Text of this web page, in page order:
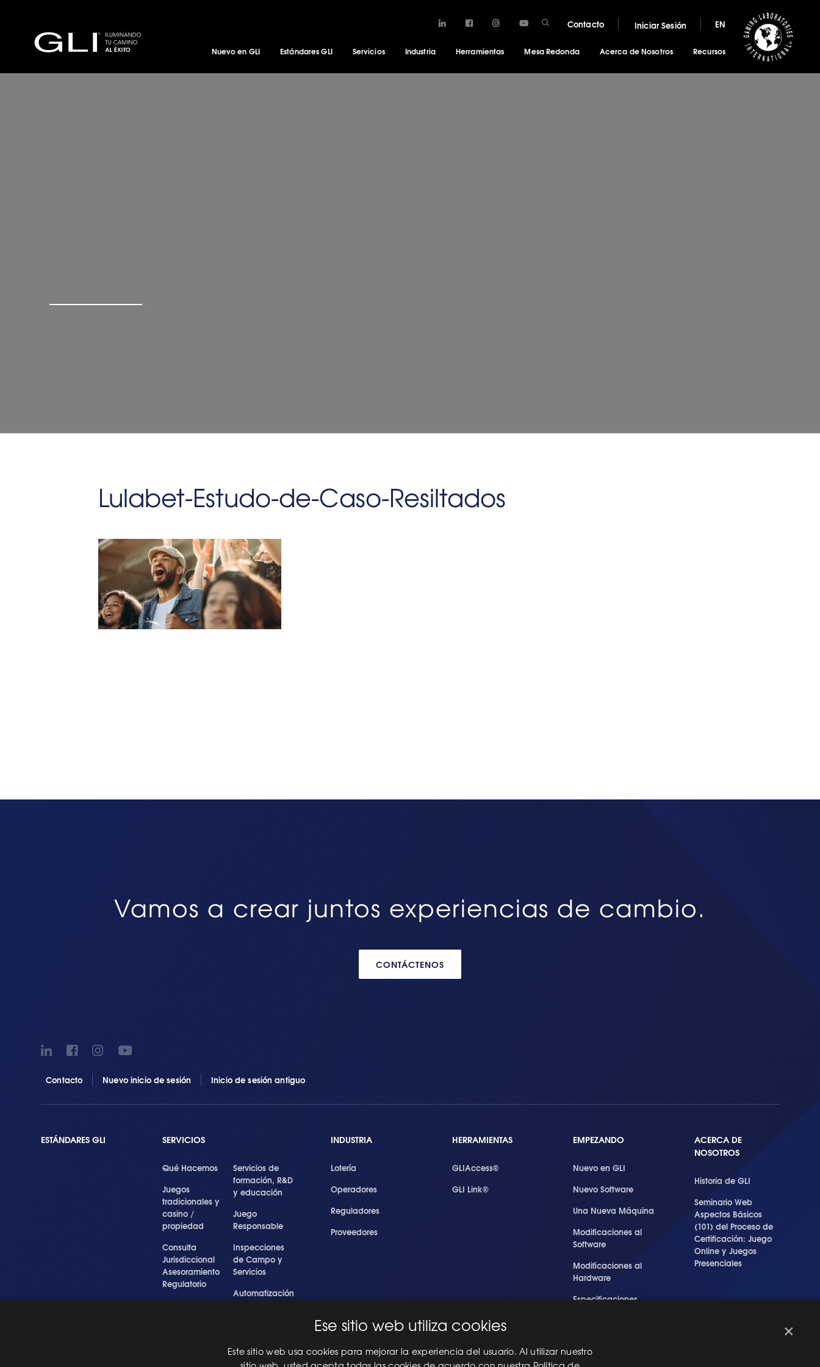
Contacto Iniciar Sesión EN
Nuevo en GLI Estándares GLI Servicios Industria Herramientas Mesa Redonda Acerca de Nosotros Recursos
Lulabet-Estudo-de-Caso-Resiltados
Vamos a crear juntos experiencias de cambio.
CONTÁCTENOS
Contacto Nuevo inicio de sesión Inicio de sesión antiguo
ESTÁNDARES GLI SERVICIOS
Qué Hacemos
Juegos
tradicionales y
casino /
propiedad
Consulta
Jurisdiccional
Asesoramiento
Regulatorio
Servicios de
formación, R&D
y educación
Juego
Responsable
Inspecciones
de Campo y
Servicios
Automatización
Profesionales
INDUSTRIA
Lotería
Operadores
Reguladores
Proveedores
HERRAMIENTAS
GLIAccess®
GLI Link®
EMPEZANDO
Nuevo en GLI
Nuevo Software
Una Nueva Máquina
Modificaciones al
Software
Modificaciones al
Hardware
Especificaciones
ACERCA DE
NOSOTROS
Historia de GLI
Seminario Web
Aspectos Básicos
(101) del Proceso de
Certificación: Juego
Online y Juegos
Presenciales
×
Ese sitio web utiliza cookies
Este sitio web usa cookies para mejorar la experiencia del usuario. Al utilizar nuestro